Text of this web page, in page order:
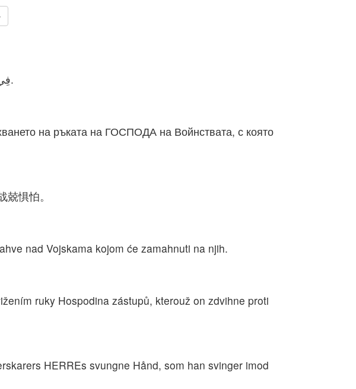
فِي ذلِكَ الْيَوْمِ تَكُونُ مِصْرُ كَالنِّسَاءِ، فَتَرْتَعِدُ وَتَرْجُفُ مِنْ هَزَّةِ يَدِ رَبِّ الْجُنُودِ الَّتِي يَهُزُّهَا عَلَيْهَا.
на ръката на ГОСПОДА на Войнствата, с която
惧怕。
nad Vojskama kojom će zamahnuti na njih.
ruky Hospodina zástupů, kterouž on zdvihne proti
HERREs svungne Hånd, som han svinger imod